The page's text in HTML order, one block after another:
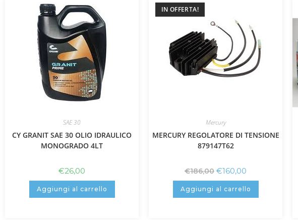
SAE 30
CY GRANIT SAE 30 OLIO IDRAULICO
MONOGRADO 4LT
€26,00
Aggiungi al carrello
IN OFFERTA!
Mercury
MERCURY REGOLATORE DI TENSIONE
879147T62
€186,00 €160,00
Aggiungi al carrello